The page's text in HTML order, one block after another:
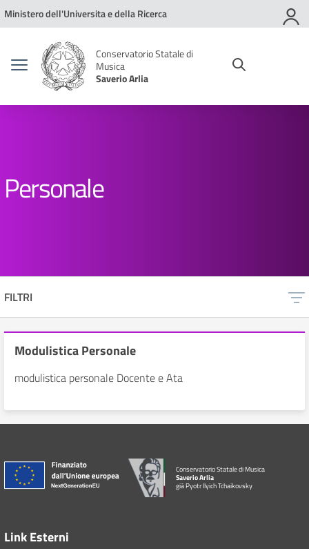
Vai ai contenuti
Vai al menu di navigazione
Vai al footer
Ministero dell'Universita e della Ricerca
Conservatorio Statale di
Musica
Saverio Arlia
Personale
FILTRI
Modulistica Personale
modulistica personale Docente e Ata
Conservatorio Statale di Musica
Saverio Arlia
già Pyotr Ilyich Tchaikovsky
Link Esterni